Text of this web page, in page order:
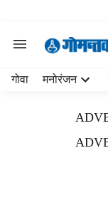
गोवा मनोरंजन